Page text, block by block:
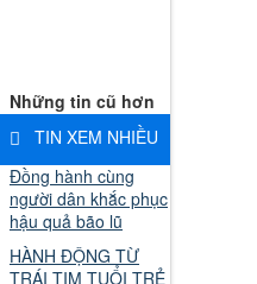
Những tin cũ hơn
TIN XEM NHIỀU
Đồng hành cùng
người dân khắc phục
hậu quả bão lũ
HÀNH ĐỘNG TỪ
TRÁI TIM TUỔI TRẺ